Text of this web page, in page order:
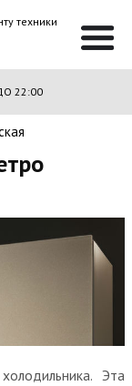
техники
22:00
Эта